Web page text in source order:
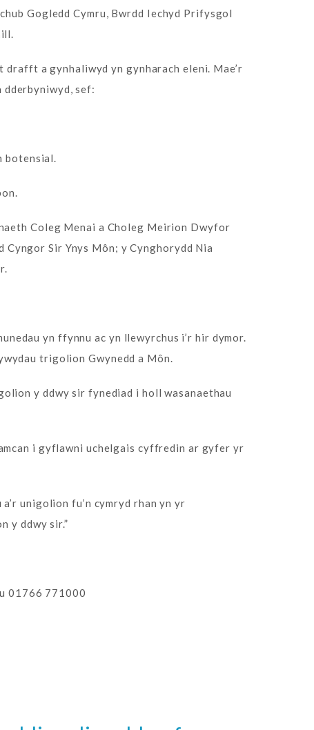
Gogledd Cymru, Bwrdd Iechyd Prifysgol
drafft a gynhaliwyd yn gynharach eleni. Mae’r
dderbyniwyd, sef:
botensial.
Coleg Menai a Choleg Meirion Dwyfor
Sir Ynys Môn; y Cynghorydd Nia
yn ffynnu ac yn llewyrchus i’r hir dymor.
trigolion Gwynedd a Môn.
y ddwy sir fynediad i holl wasanaethau
i gyflawni uchelgais cyffredin ar gyfer yr
unigolion fu’n cymryd rhan yn yr
y ddwy sir.”
01766 771000